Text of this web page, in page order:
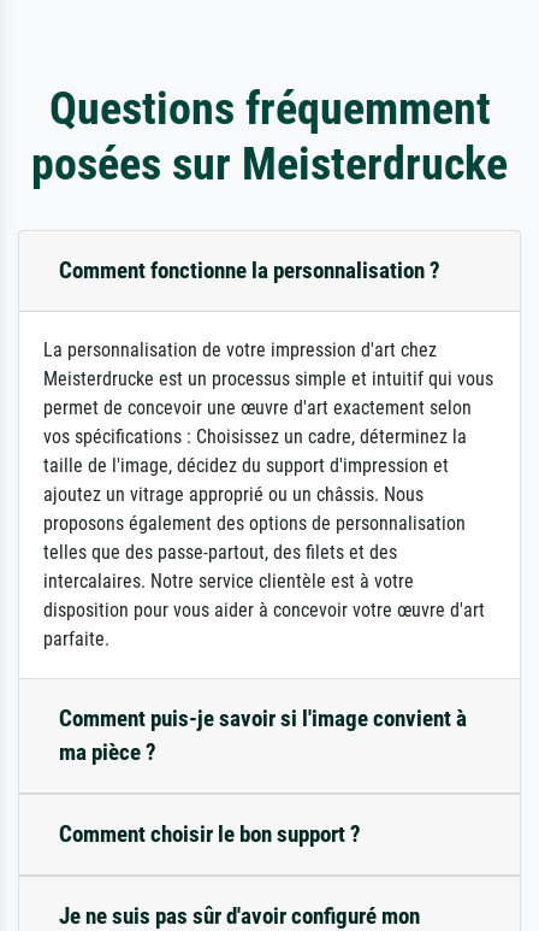
Questions fréquemment
posées sur Meisterdrucke
Comment fonctionne la personnalisation ?
La personnalisation de votre impression d'art chez
Meisterdrucke est un processus simple et intuitif qui vous
permet de concevoir une œuvre d'art exactement selon
vos spécifications : Choisissez un cadre, déterminez la
taille de l'image, décidez du support d'impression et
ajoutez un vitrage approprié ou un châssis. Nous
proposons également des options de personnalisation
telles que des passe-partout, des filets et des
intercalaires. Notre service clientèle est à votre
disposition pour vous aider à concevoir votre œuvre d'art
parfaite.
Comment puis-je savoir si l'image convient à
ma pièce ?
Comment choisir le bon support ?
Je ne suis pas sûr d'avoir configuré mon